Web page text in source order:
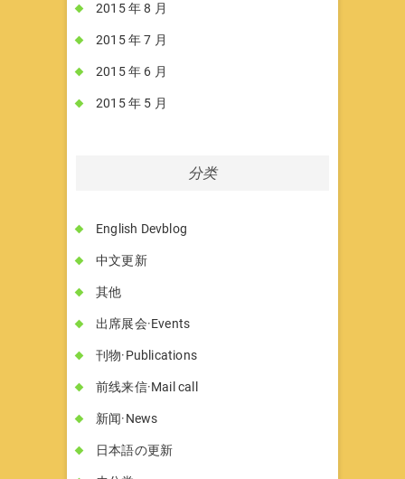
2015 年 8 月
2015 年 7 月
2015 年 6 月
2015 年 5 月
分类
English Devblog
中文更新
其他
出席展会·Events
刊物·Publications
前线来信·Mail call
新闻·News
日本語の更新